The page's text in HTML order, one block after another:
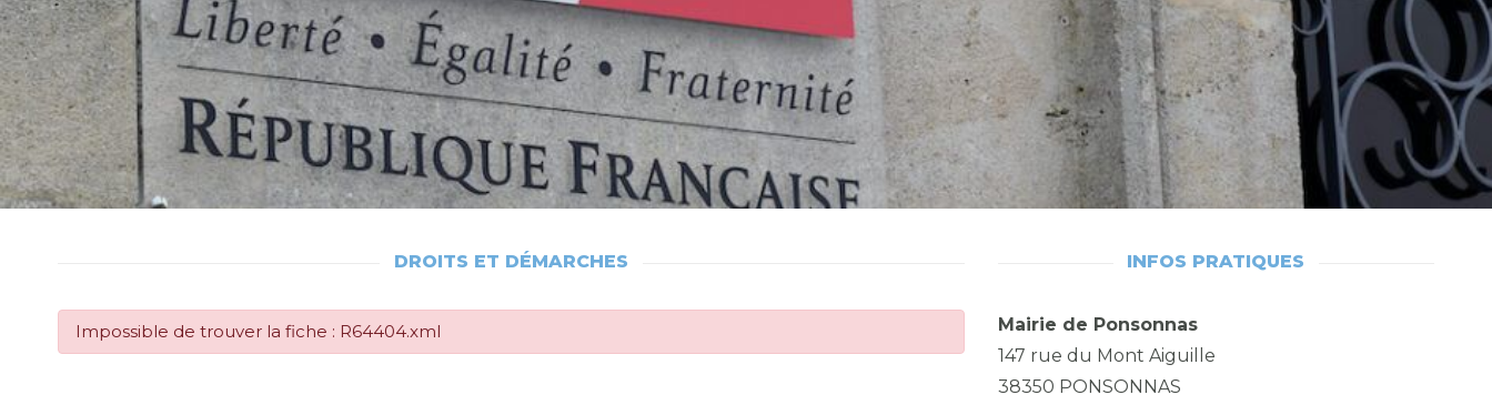
DROITS ET DÉMARCHES
Impossible de trouver la fiche : R64404.xml
INFOS PRATIQUES
Mairie de Ponsonnas
147 rue du Mont Aiguille
38350 PONSONNAS